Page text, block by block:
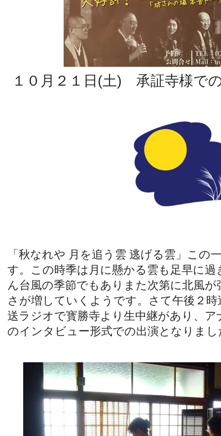
１０月２１日(土) 承証寺様で
「秋なれや 月を追う雲 逃げる雲」この
す。この時季は月に懸かる雲も足早に
ん台風の季節でもありまた次第に北風
さが増していくようです。さて午後２
送ラジオで寳勝寺より生中継があり、
のインタビュー形式での出演となりまし